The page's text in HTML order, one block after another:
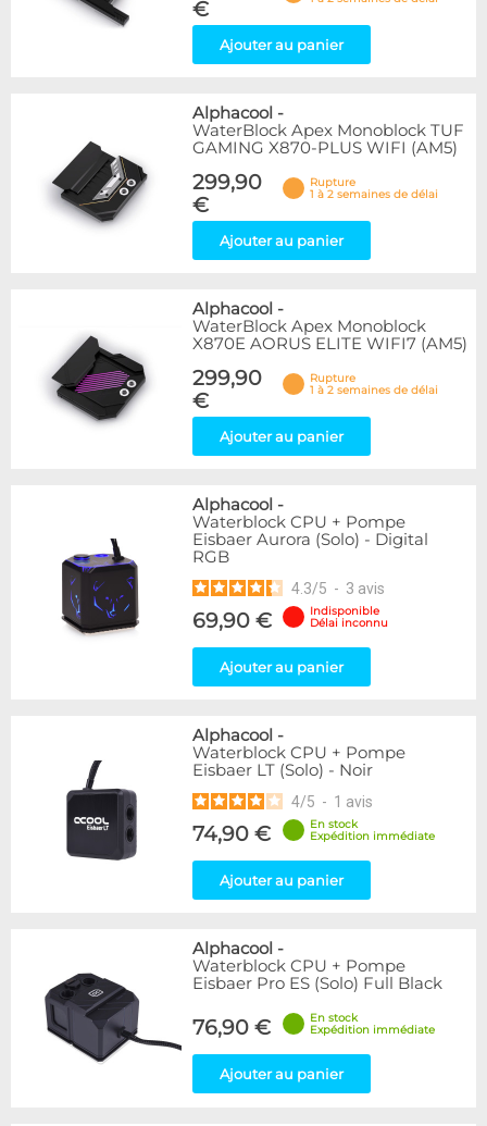
€
Ajouter au panier
Alphacool -
WaterBlock Apex Monoblock TUF
GAMING X870-PLUS WIFI (AM5)
299,90
€
Rupture
1 à 2 semaines de délai
Ajouter au panier
Alphacool -
WaterBlock Apex Monoblock
X870E AORUS ELITE WIFI7 (AM5)
299,90
€
Rupture
1 à 2 semaines de délai
Ajouter au panier
Alphacool -
Waterblock CPU + Pompe
Eisbaer Aurora (Solo) - Digital
RGB
4.3/5 - 3 avis
69,90 €
Indisponible
Délai inconnu
Ajouter au panier
Alphacool -
Waterblock CPU + Pompe
Eisbaer LT (Solo) - Noir
4/5 - 1 avis
74,90 €
En stock
Expédition immédiate
Ajouter au panier
Alphacool -
Waterblock CPU + Pompe
Eisbaer Pro ES (Solo) Full Black
76,90 €
En stock
Expédition immédiate
Ajouter au panier